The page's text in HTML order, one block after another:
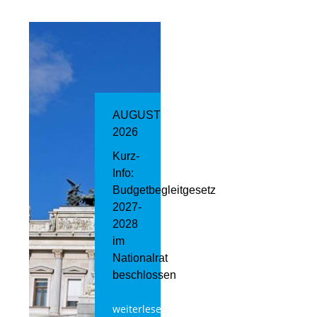
AUGUST
2026
Kurz-
Info:
Budgetbegleitgesetz
2027-
2028
im
Nationalrat
beschlossen
weiterlesen